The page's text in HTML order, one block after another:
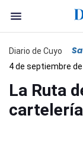
Diario de Cuyo
4 de septiembre
La Ruta